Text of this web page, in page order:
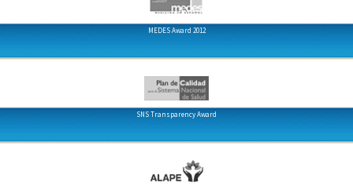
MEDES Award 2012
SNS Transparency Award